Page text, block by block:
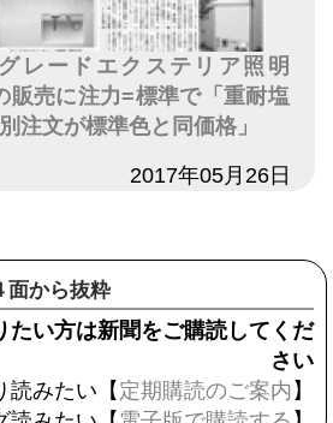
レードエクステリア照明
販売に注力=標準で「重耐塩
注文が標準色と同価格」
2017年05月26日
面から抜粋
たい方は新聞をご購読してくだ
さい
読みたい【定期購読のご案内 】